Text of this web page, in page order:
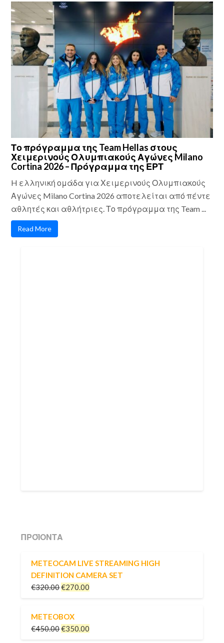
Το πρόγραμμα της Team Hellas στους
Χειμερινούς Ολυμπιακούς Αγώνες Milano
Cortina 2026 – Πρόγραμμα της ΕΡΤ
H ελληνική ομάδα για Χειμερινούς Ολυμπιακούς
Αγώνες Milano Cortina 2026 αποτελείται από πέντε
αθλητές και αθλήτριες. Το πρόγραμμα της Team ...
Read More
ΠΡΟΪΌΝΤΑ
METEOCAM LIVE STREAMING HIGH
DEFINITION CAMERA SET
€320.00€270.00
METEOBOX
€450.00€350.00